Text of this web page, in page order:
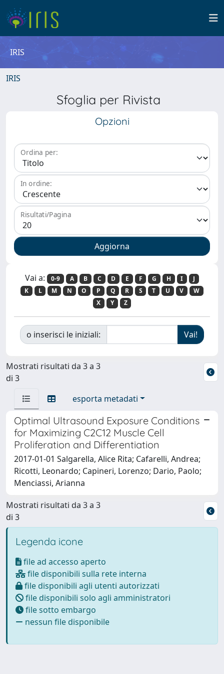
IRIS
IRIS
Sfoglia per Rivista
Opzioni
Ordina per:
In ordine:
Risultati/Pagina
Vai a: 0-9 A B C D E F G H I
J
K
L M N O P Q R S T U V
W
X
Y Z
o inserisci le iniziali:
Mostrati risultati da 3 a 3
di 3
esporta metadati
Optimal Ultrasound Exposure Conditions
for Maximizing C2C12 Muscle Cell
Proliferation and Differentiation
2017-01-01 Salgarella, Alice Rita; Cafarelli, Andrea;
Ricotti, Leonardo; Capineri, Lorenzo; Dario, Paolo;
Menciassi, Arianna
Mostrati risultati da 3 a 3
di 3
Legenda icone
file ad accesso aperto
file disponibili sulla rete interna
file disponibili agli utenti autorizzati
file disponibili solo agli amministratori
file sotto embargo
nessun file disponibile